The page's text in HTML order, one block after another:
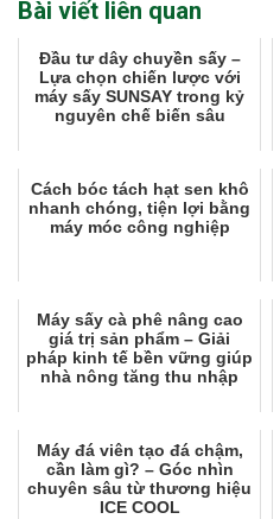
Bài viết liên quan
Đầu tư dây chuyền sấy –
Lựa chọn chiến lược với
máy sấy SUNSAY trong kỷ
nguyên chế biến sâu
Cách bóc tách hạt sen khô
nhanh chóng, tiện lợi bằng
máy móc công nghiệp
Máy sấy cà phê nâng cao
giá trị sản phẩm – Giải
pháp kinh tế bền vững giúp
nhà nông tăng thu nhập
Máy đá viên tạo đá chậm,
cần làm gì? – Góc nhìn
chuyên sâu từ thương hiệu
ICE COOL